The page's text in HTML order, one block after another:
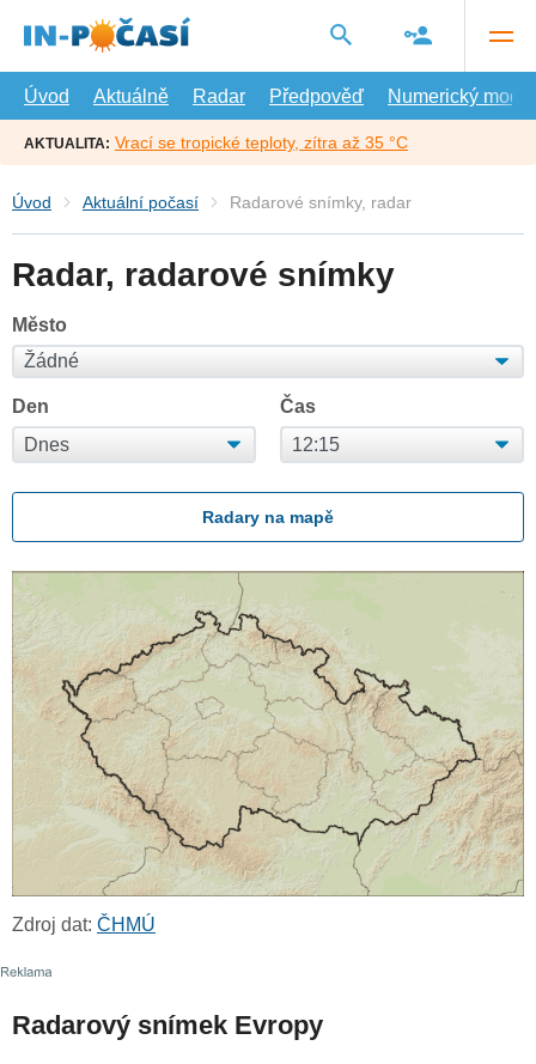
hlavní
Úvod
Aktuálně Radar Předpověď Numerický model
AKTUALITA: Vrací se tropické teploty, zítra až 35 °C
Úvod Aktuální počasí Radarové snímky, radar
Radar, radarové snímky
Město
Den Čas
Radary na mapě
Zdroj dat: ČHMÚ
Radarový snímek Evropy